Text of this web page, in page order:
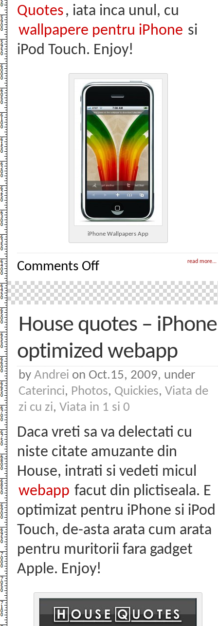
Quotes, iata inca unul, cu
wallpapere pentru iPhone si
iPod Touch. Enjoy!
iPhone Wallpapers App
read more...
Comments Offon
–
WebApp
House quotes – iPhone
optimized webapp
by Andrei on Oct.15, 2009, under
Caterinci, Photos, Quickies, Viata de
zi cu zi, Viata in 1 si 0
Daca vreti sa va delectati cu
niste citate amuzante din
House, intrati si vedeti micul
webapp facut din plictiseala. E
optimizat pentru iPhone si iPod
Touch, de-asta arata cum arata
pentru muritorii fara gadget
Apple. Enjoy!